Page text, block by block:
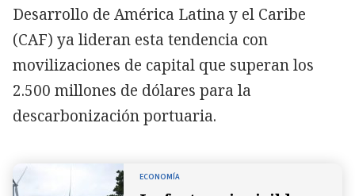
Desarrollo de América Latina y el Caribe
(CAF) ya lideran esta tendencia con
movilizaciones de capital que superan los
2.500 millones de dólares para la
descarbonización portuaria.
ECONOMÍA